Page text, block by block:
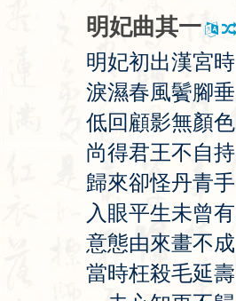
明妃曲其一
明妃初出漢宮時
淚濕春風鬢腳垂
低回顧影無顏色
尚得君王不自持
歸來卻怪丹青手
入 眼平生未曾有
意態由來畫不成
當時枉殺毛延壽